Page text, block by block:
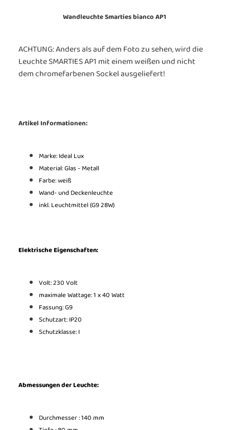
Wandleuchte Smarties bianco AP1
ACHTUNG: Anders als auf dem Foto zu sehen, wird die
Leuchte SMARTIES AP1 mit einem weißen und nicht
dem chromefarbenen Sockel ausgeliefert!
Artikel Informationen:
Marke: Ideal Lux
Material: Glas - Metall
Farbe: weiß
Wand- und Deckenleuchte
inkl. Leuchtmittel (G9 28W)
Elektrische Eigenschaften:
Volt: 230 Volt
maximale Wattage: 1 x 40 Watt
Fassung: G9
Schutzart: IP20
Schutzklasse: I
Abmessungen der Leuchte:
Durchmesser : 140 mm